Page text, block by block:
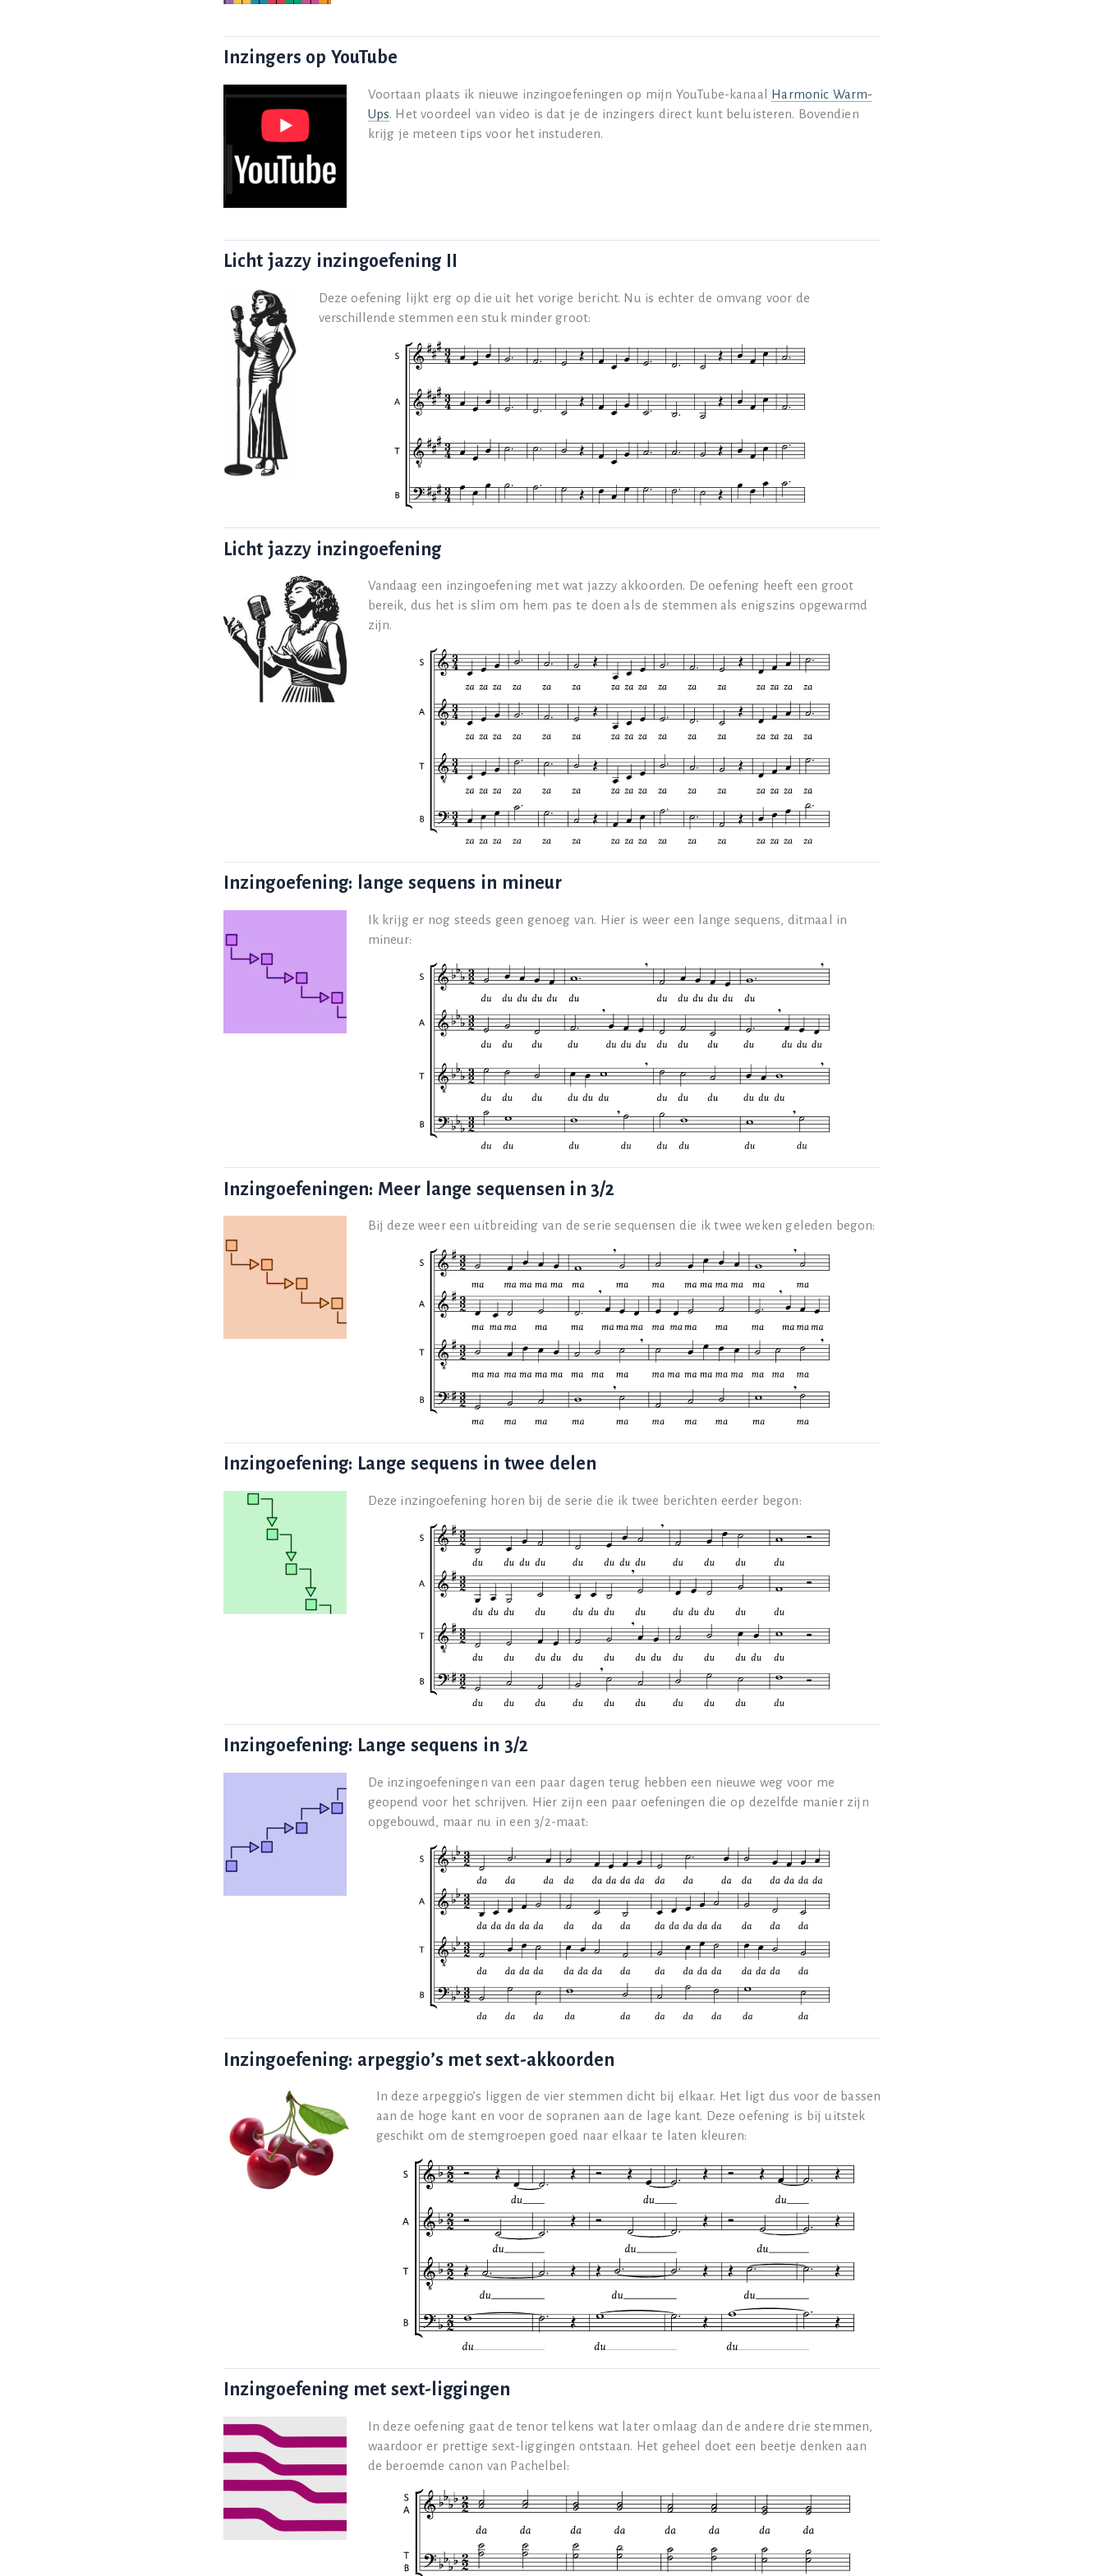
Inzingers op YouTube
Voortaan plaats ik nieuwe inzingoefeningen op mijn YouTube-kanaal Harmonic Warm-
Ups. Het voordeel van video is dat je de inzingers direct kunt beluisteren. Bovendien
krijg je meteen tips voor het instuderen.
Licht jazzy inzingoefening II
Deze oefening lijkt erg op die uit het vorige bericht. Nu is echter de omvang voor de
verschillende stemmen een stuk minder groot:
Licht jazzy inzingoefening
Vandaag een inzingoefening met wat jazzy akkoorden. De oefening heeft een groot
bereik, dus het is slim om hem pas te doen als de stemmen als enigszins opgewarmd
zijn.
Inzingoefening: lange sequens in mineur
Ik krijg er nog steeds geen genoeg van. Hier is weer een lange sequens, ditmaal in
mineur:
Inzingoefeningen: Meer lange sequensen in 3/2
Bij deze weer een uitbreiding van de serie sequensen die ik twee weken geleden begon:
Inzingoefening: Lange sequens in twee delen
Deze inzingoefening horen bij de serie die ik twee berichten eerder begon:
Inzingoefening: Lange sequens in 3/2
De inzingoefeningen van een paar dagen terug hebben een nieuwe weg voor me
geopend voor het schrijven. Hier zijn een paar oefeningen die op dezelfde manier zijn
opgebouwd, maar nu in een 3/2-maat:
Inzingoefening: arpeggio’s met sext-akkoorden
In deze arpeggio’s liggen de vier stemmen dicht bij elkaar. Het ligt dus voor de bassen
aan de hoge kant en voor de sopranen aan de lage kant. Deze oefening is bij uitstek
geschikt om de stemgroepen goed naar elkaar te laten kleuren:
Inzingoefening met sext-liggingen
In deze oefening gaat de tenor telkens wat later omlaag dan de andere drie stemmen,
waardoor er prettige sext-liggingen ontstaan. Het geheel doet een beetje denken aan
de beroemde canon van Pachelbel: